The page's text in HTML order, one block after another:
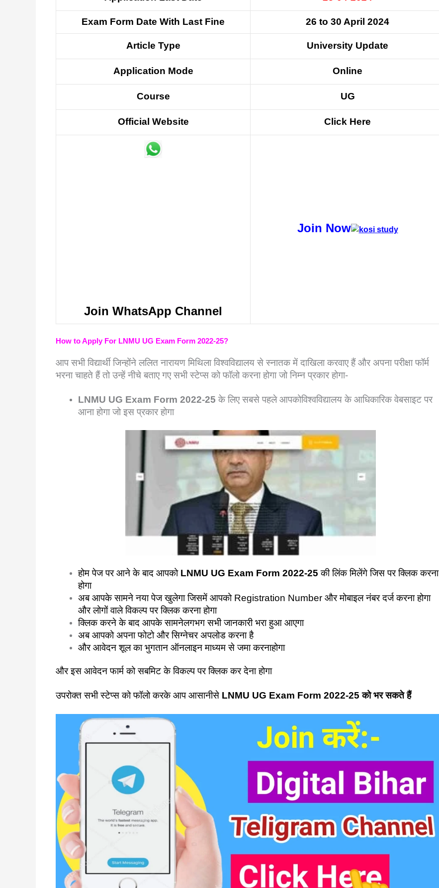
Exam Form Date With Last Fine 26 to 30 April 2024
Article Type University Update
Application Mode Online
Course UG
Official Website Click Here
Join WhatsApp Channel
Join Now
How to Apply For LNMU UG Exam Form 2022-25?
आप सभी विद्यार्थी जिन्होंने ललित नारायण मिथिला विश्वविद्यालय से स्नातक में दाखिला करवाए हैं और अपना परीक्षा फॉर्म
भरना चाहते हैं तो उन्हें नीचे बताए गए सभी स्टेप्स को फॉलो करना होगा जो निम्न प्रकार होगा-
LNMU UG Exam Form 2022-25 के लिए सबसे पहले आपकोविश्वविद्यालय के आधिकारिक वेबसाइट पर
आना होगा जो इस प्रकार होगा
होम पेज पर आने के बाद आपको LNMU UG Exam Form 2022-25की लिंक मिलेंगे जिस पर क्लिक करना
होगा
अब आपके सामने नया पेज खुलेगा जिसमें आपको Registration Number और मोबाइल नंबर दर्ज करना होगा
और लोगों वाले विकल्प पर क्लिक करना होगा
क्लिक करने के बाद आपके सामनेलगभग सभी जानकारी भरा हुआ आएगा
अब आपको अपना फोटो और सिग्नेचर अपलोड करना है
और आवेदन शूल का भुगतान ऑनलाइन माध्यम से जमा करनाहोगा
और इस आवेदन फार्म को सबमिट के विकल्प पर क्लिक कर देना होगा
उपरोक्त सभी स्टेप्स को फॉलो करके आप आसानीसे LNMU UG Exam Form 2022-25 को भर सकते हैं